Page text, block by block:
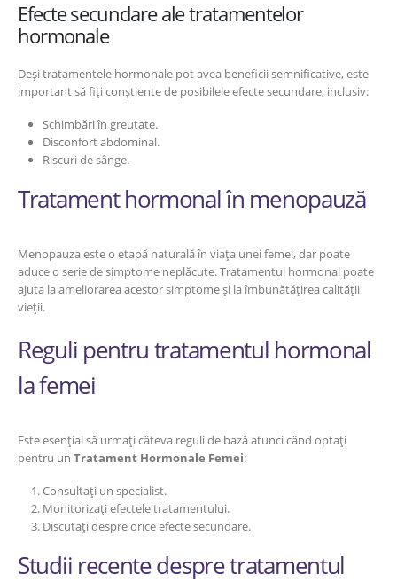
Efecte secundare ale tratamentelor
hormonale
Deși tratamentele hormonale pot avea beneficii semnificative, este
important să fiți conștiente de posibilele efecte secundare, inclusiv:
Schimbări în greutate.
Disconfort abdominal.
Riscuri de sânge.
Tratament hormonal în menopauză
Menopauza este o etapă naturală în viața unei femei, dar poate
aduce o serie de simptome neplăcute. Tratamentul hormonal poate
ajuta la ameliorarea acestor simptome și la îmbunătățirea calității
vieții.
Reguli pentru tratamentul hormonal
la femei
Este esențial să urmați câteva reguli de bază atunci când optați
pentru un Tratament Hormonale Femei:
Consultați un specialist.
Monitorizați efectele tratamentului.
Discutați despre orice efecte secundare.
Studii recente despre tratamentul